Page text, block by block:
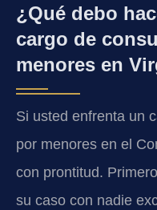
¿Qué debo
cargo de
menores en
Si usted enfrenta un
por menores en el
con prontitud.
su caso con nadie